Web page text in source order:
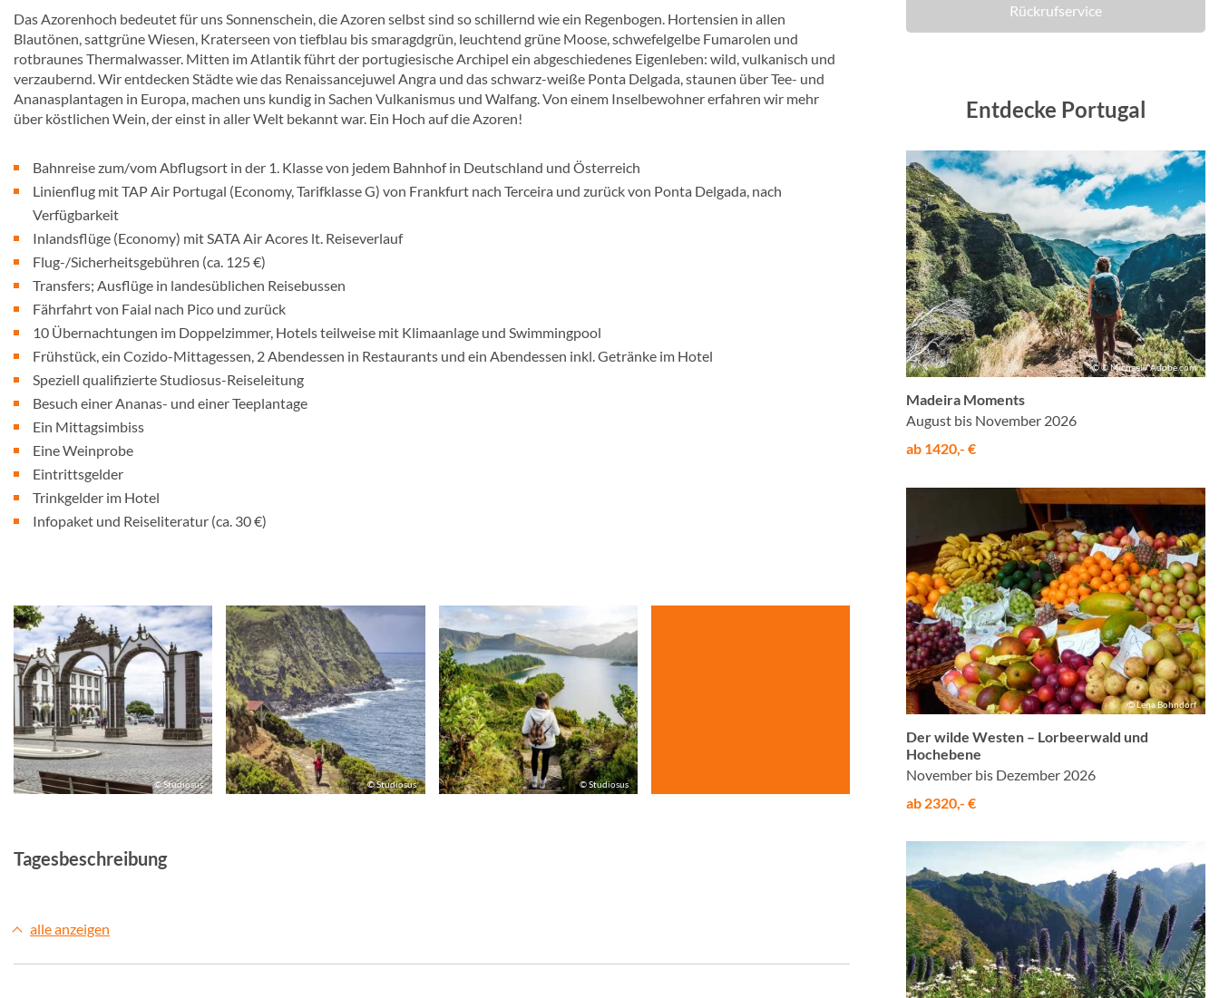
Das Azorenhoch bedeutet für uns Sonnenschein, die Azoren selbst sind so schillernd wie ein Regenbogen. Hortensien in allen
Blautönen, sattgrüne Wiesen, Kraterseen von tiefblau bis smaragdgrün, leuchtend grüne Moose, schwefelgelbe Fumarolen und
rotbraunes Thermalwasser. Mitten im Atlantik führt der portugiesische Archipel ein abgeschiedenes Eigenleben: wild, vulkanisch und
verzaubernd. Wir entdecken Städte wie das Renaissancejuwel Angra und das schwarz-weiße Ponta Delgada, staunen über Tee- und
Ananasplantagen in Europa, machen uns kundig in Sachen Vulkanismus und Walfang. Von einem Inselbewohner erfahren wir mehr
über köstlichen Wein, der einst in aller Welt bekannt war. Ein Hoch auf die Azoren!
Bahnreise zum/vom Abflugsort in der 1. Klasse von jedem Bahnhof in Deutschland und Österreich
Linienflug mit TAP Air Portugal (Economy, Tarifklasse G) von Frankfurt nach Terceira und zurück von Ponta Delgada, nach
Verfügbarkeit
Inlandsflüge (Economy) mit SATA Air Acores lt. Reiseverlauf
Flug-/Sicherheitsgebühren (ca. 125 €)
Transfers; Ausflüge in landesüblichen Reisebussen
Fährfahrt von Faial nach Pico und zurück
10 Übernachtungen im Doppelzimmer, Hotels teilweise mit Klimaanlage und Swimmingpool
Frühstück, ein Cozido-Mittagessen, 2 Abendessen in Restaurants und ein Abendessen inkl. Getränke im Hotel
Speziell qualifizierte Studiosus-Reiseleitung
Besuch einer Ananas- und einer Teeplantage
Ein Mittagsimbiss
Eine Weinprobe
Eintrittsgelder
Trinkgelder im Hotel
Infopaket und Reiseliteratur (ca. 30 €)
© Studiosus © Studiosus © Studiosus
Tagesbeschreibung
alle anzeigen
Rückrufservice
Entdecke Portugal
© © Michael / Adobe.com
Madeira Moments
August bis November 2026
ab 1420,- €
© Lena Bohndorf
Der wilde Westen – Lorbeerwald und
Hochebene
November bis Dezember 2026
ab 2320,- €